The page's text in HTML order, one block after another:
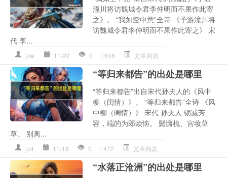
潼川将访魏城令君李仲明而不果作此寄
之》。 “我如空中意”全诗 《予游潼川将
访魏城令君李仲明而不果作此寄之》 宋
代 李...
jzw 11-22 0 616 文章列表
“等归来都告”的出处是哪里
“等归来都告”出自宋代孙夫人的《风中
柳（闺情）》。 “等归来都告”全诗 《风
中柳（闺情）》 宋代 孙夫人 锁减芳
容，端的为郎烦恼。 鬓慵梳、宫妆草
草。 别离...
jzd 11-18 0 472 文章列表
“水落正沧洲”的出处是哪里